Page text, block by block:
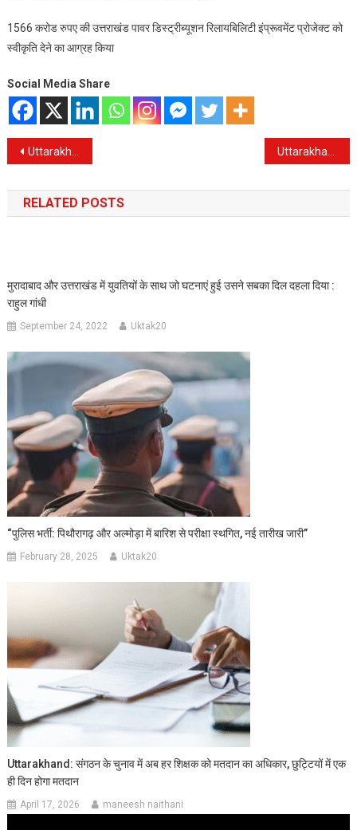
1566 करोड रुपए की उत्तराखंड पावर डिस्ट्रीब्यूशन रिलायबिलिटी इंप्रूवमेंट प्रोजेक्ट को
स्वीकृति देने का आग्रह किया
Social Media Share
Post
navigation
Uttarakhand News: हाइटेंशन लाइन बिछाने पर भड़का विरोध, महिलाओं ने किया प्रदर्शन, पुलिस ने हालात संभाले Uttarakhand: शिक्षकों को पूरे सेवाकाल में एक बार गृह जनपद में तैनाती की सुविधा, शासन में हुई बैठक में हुआ निर्णय
RELATED POSTS
मुरादाबाद और उत्तराखंड में युवतियों के साथ जो घटनाएं हुई उसने सबका दिल दहला दिया :
राहुल गांधी
September 24, 2022 Uktak20
“पुलिस भर्ती: पिथौरागढ़ और अल्मोड़ा में बारिश से परीक्षा स्थगित, नई तारीख जारी”
February 28, 2025 Uktak20
Uttarakhand: संगठन के चुनाव में अब हर शिक्षक को मतदान का अधिकार, छुट्टियों में एक
ही दिन होगा मतदान
April 17, 2026 maneesh naithani